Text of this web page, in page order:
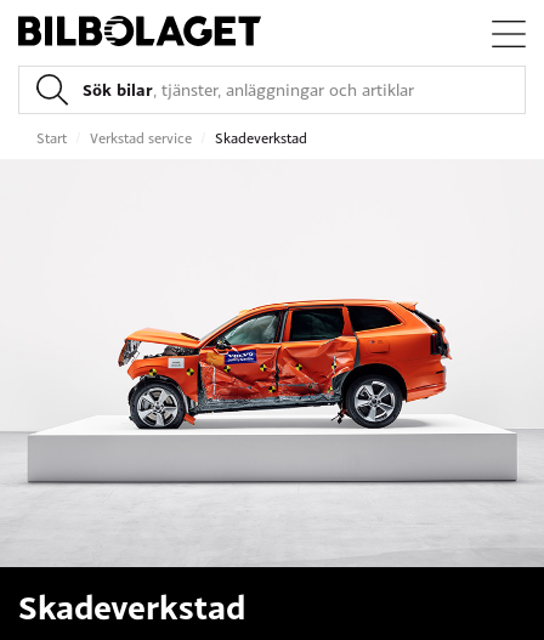
Sök bilar, tjänster, anläggningar och artiklar
Start Verkstad service Skadeverkstad
Skadeverkstad